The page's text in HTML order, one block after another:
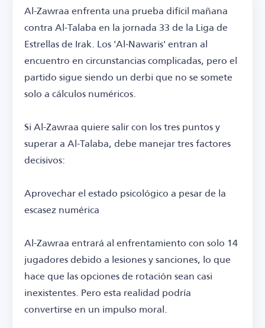
Al-Zawraa enfrenta una prueba difícil mañana
contra Al-Talaba en la jornada 33 de la Liga de
Estrellas de Irak. Los 'Al-Nawaris' entran al
encuentro en circunstancias complicadas, pero el
partido sigue siendo un derbi que no se somete
solo a cálculos numéricos.
Si Al-Zawraa quiere salir con los tres puntos y
superar a Al-Talaba, debe manejar tres factores
decisivos:
Aprovechar el estado psicológico a pesar de la
escasez numérica
Al-Zawraa entrará al enfrentamiento con solo 14
jugadores debido a lesiones y sanciones, lo que
hace que las opciones de rotación sean casi
inexistentes. Pero esta realidad podría
convertirse en un impulso moral.